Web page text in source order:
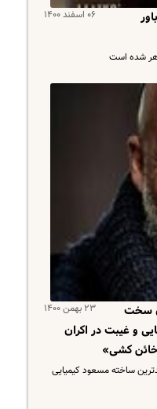
۰۶ اسفند ۱۴۰۰
شده است
۲۳ بهمن ۱۴۰۰
سخت
و غیبت در اکران
کشی»
«خائن‌کشی» محصول ۱۳۹۹ جدیدترین ساخته مسعود کیمیایی